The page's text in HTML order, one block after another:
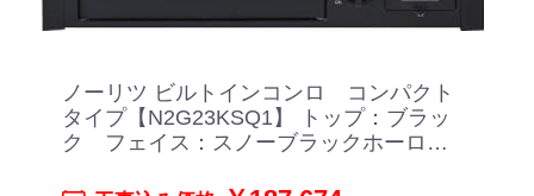
ノーリツ ビルトインコンロ コンパクト
タイプ【N2G23KSQ1】 トップ：ブラッ
ク フェイス：スノーブラックホーロー